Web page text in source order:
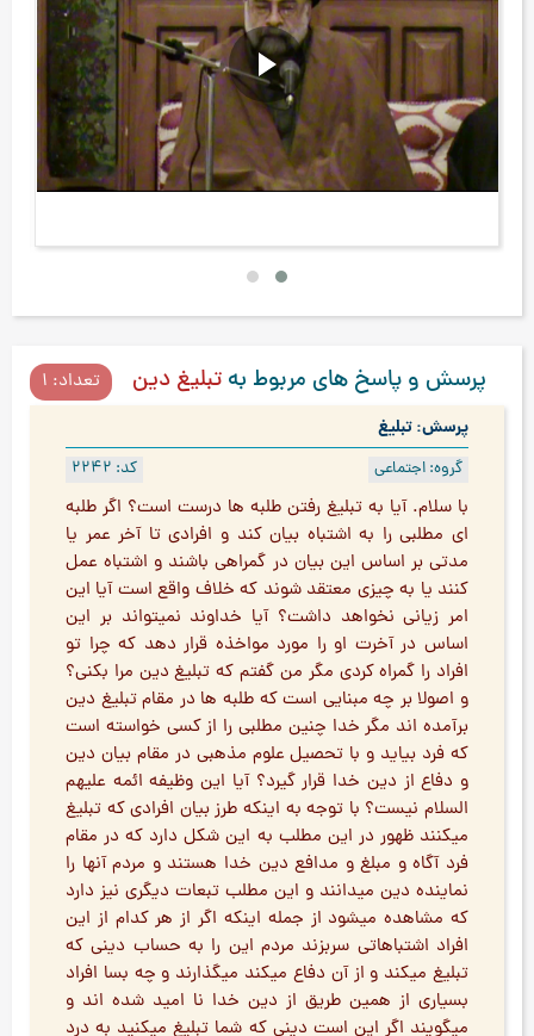
پرسش و پاسخ های مربوط به تبلیغ دین تعداد: 1
پرسش: تبلیغ
کد: 2242 گروه: اجتماعی
با سلام. آیا به تبلیغ رفتن طلبه ها درست است؟ اگر طلبه
ای مطلبی را به اشتباه بیان کند و افرادی تا آخر عمر یا
مدتی بر اساس این بیان در گمراهی باشند و اشتباه عمل
کنند یا به چیزی معتقد شوند که خلاف واقع است آیا این
امر زیانی نخواهد داشت؟ آیا خداوند نمیتواند بر این
اساس در آخرت او را مورد مواخذه قرار دهد که چرا تو
افراد را گمراه کردی مگر من گفتم که تبلیغ دین مرا بکنی؟
و اصولا بر چه مبنایی است که طلبه ها در مقام تبلیغ دین
برآمده اند مگر خدا چنین مطلبی را از کسی خواسته است
که فرد بیاید و با تحصیل علوم مذهبی در مقام بیان دین
و دفاع از دین خدا قرار گیرد؟ آیا این وظیفه ائمه علیهم
السلام نیست؟ با توجه به اینکه طرز بیان افرادی که تبلیغ
میکنند ظهور در این مطلب به این شکل دارد که در مقام
فرد آگاه و مبلغ و مدافع دین خدا هستند و مردم آنها را
نماینده دین میدانند و این مطلب تبعات دیگری نیز دارد
که مشاهده میشود از جمله اینکه اگر از هر کدام از این
افراد اشتباهاتی سربزند مردم این را به حساب دینی که
تبلیغ میکند و از آن دفاع میکند میگذارند و چه بسا افراد
بسیاری از همین طریق از دین خدا نا امید شده اند و
میگویند اگر این است دینی که شما تبلیغ میکنید به درد